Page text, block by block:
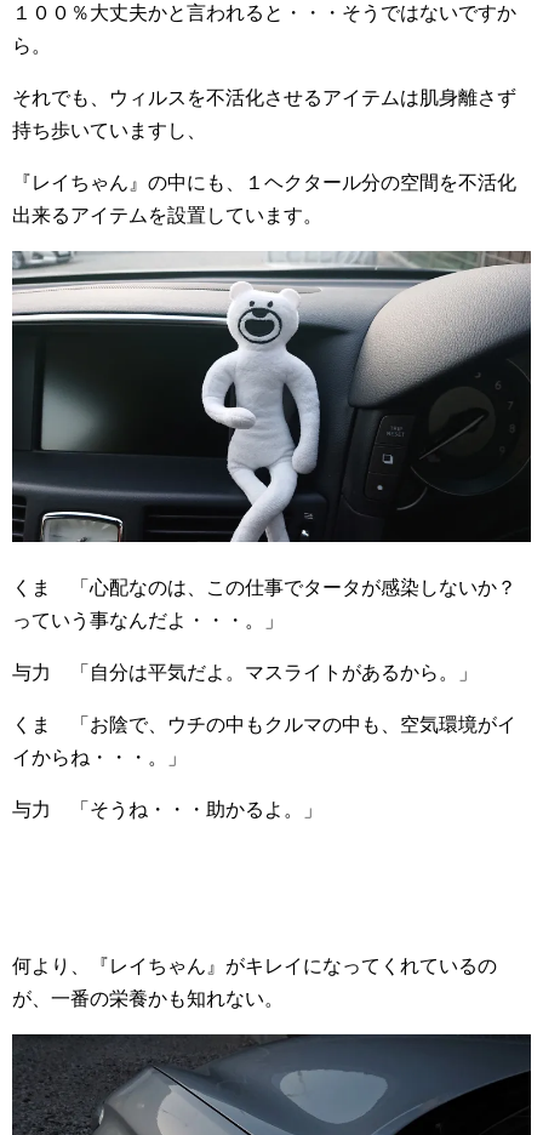
１００％大丈夫かと言われると・・・そうではないですか
ら。
それでも、ウィルスを不活化させるアイテムは肌身離さず
持ち歩いていますし、
『レイちゃん』の中にも、１ヘクタール分の空間を不活化
出来るアイテムを設置しています。
くま 「心配なのは、この仕事でタータが感染しないか？
っていう事なんだよ・・・。」
与力 「自分は平気だよ。マスライトがあるから。」
くま 「お陰で、ウチの中もクルマの中も、空気環境がイ
イからね・・・。」
与力 「そうね・・・助かるよ。」
何より、『レイちゃん』がキレイになってくれているの
が、一番の栄養かも知れない。